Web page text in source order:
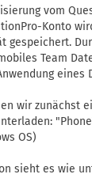
vom
Konto
gespeichert.
Team
wir zunächst
OS)
sieht es wie